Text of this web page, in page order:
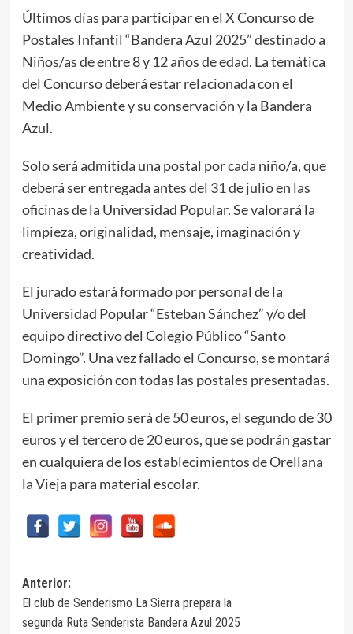
Últimos días para participar en el X Concurso de
Postales Infantil “Bandera Azul 2025” destinado a
Niños/as de entre 8 y 12 años de edad. La temática
del Concurso deberá estar relacionada con el
Medio Ambiente y su conservación y la Bandera
Azul.
Solo será admitida una postal por cada niño/a, que
deberá ser entregada antes del 31 de julio en las
oficinas de la Universidad Popular. Se valorará la
limpieza, originalidad, mensaje, imaginación y
creatividad.
El jurado estará formado por personal de la
Universidad Popular “Esteban Sánchez” y/o del
equipo directivo del Colegio Público “Santo
Domingo”. Una vez fallado el Concurso, se montará
una exposición con todas las postales presentadas.
El primer premio será de 50 euros, el segundo de 30
euros y el tercero de 20 euros, que se podrán gastar
en cualquiera de los establecimientos de Orellana
la Vieja para material escolar.
Navegación
de
Anterior:
El club de Senderismo La Sierra prepara la
segunda Ruta Senderista Bandera Azul 2025